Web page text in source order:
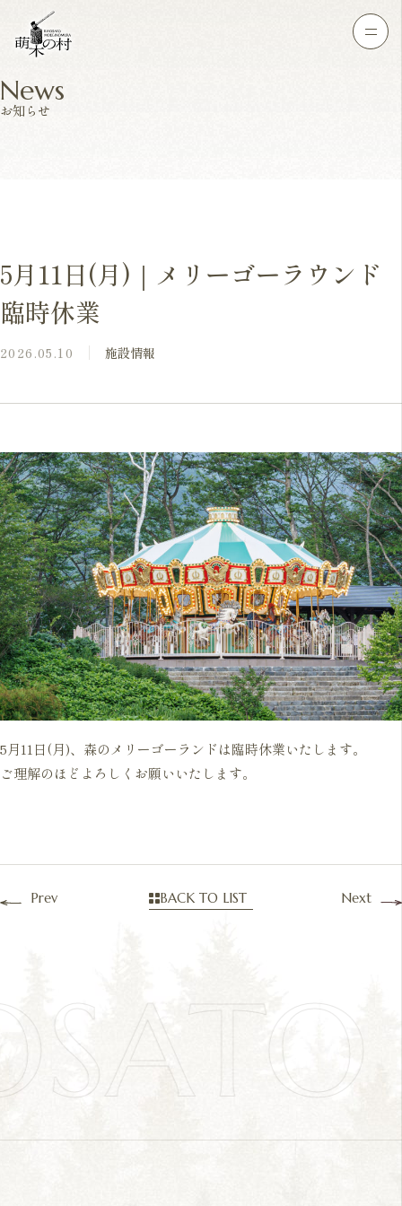
News
お知らせ
5月11日(月)｜メリーゴーラウンド
臨時休業
2026.05.10 施設情報
5月11日(月)、森のメリーゴーランドは臨時休業いたします。
ご理解のほどよろしくお願いいたします。
Prev Next
BACK TO LIST